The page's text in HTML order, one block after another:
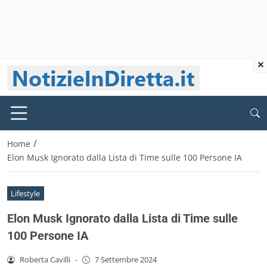
Home /
Elon Musk Ignorato dalla Lista di Time sulle 100 Persone IA
Lifestyle
Elon Musk Ignorato dalla Lista di Time sulle
100 Persone IA
Roberta Cavilli - 7 Settembre 2024
×